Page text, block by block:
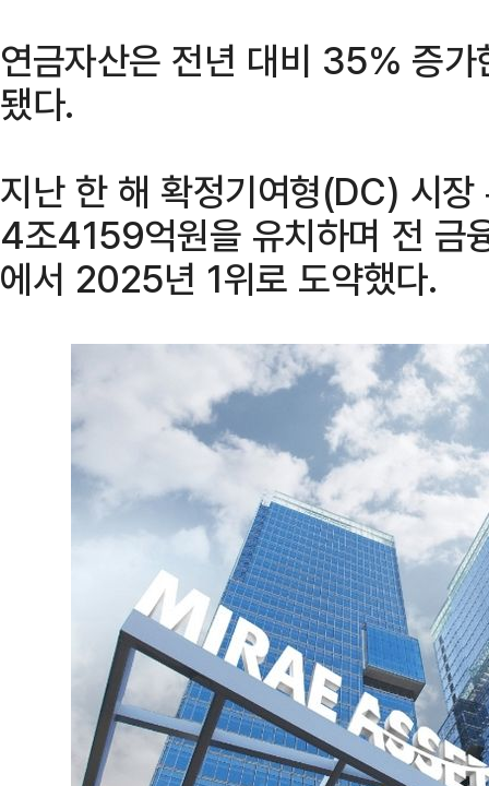
연금자산은 전년 대비 35% 증
됐다.
지난 한 해 확정기여형(DC) 시
4조4159억원을 유치하며 전
에서 2025년 1위로 도약했다.